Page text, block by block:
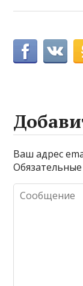
Ваш адрес